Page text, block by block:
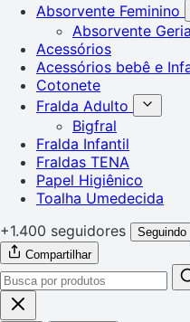
Absorvente Feminino
Absorvente
Acessórios
Acessórios bebê e
Cotonete
Fralda Adulto
Bigfral
Fralda Infantil
Fraldas TENA
Papel Higiênico
Toalha Umedecida
+1.400 seguidores
Seguindo
Compartilhar